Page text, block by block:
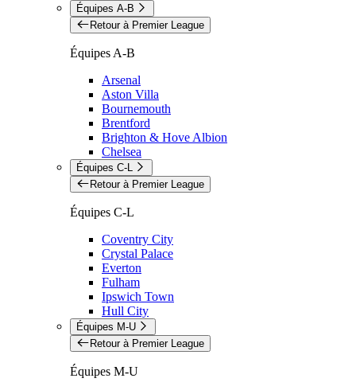
Équipes A-B
Retour à Premier League
Équipes A-B
Arsenal
Aston Villa
Bournemouth
Brentford
Brighton & Hove Albion
Chelsea
Équipes C-L
Retour à Premier League
Équipes C-L
Coventry City
Crystal Palace
Everton
Fulham
Ipswich Town
Hull City
Équipes M-U
Retour à Premier League
Équipes M-U